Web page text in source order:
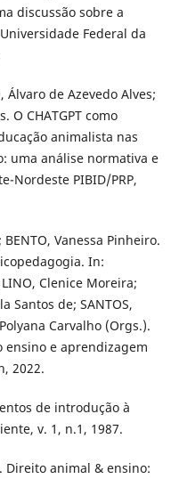
discussão sobre a
Federal da
Álvaro de Azevedo Alves;
O CHATGPT como
animalista nas
uma análise normativa e
Nordeste PIBID/PRP,
Vanessa Pinheiro.
In:
Clenice Moreira;
Santos de; SANTOS,
Carvalho (Orgs.).
ensino e aprendizagem
2022.
de introdução à
v. 1, n.1, 1987.
Direito animal & ensino: